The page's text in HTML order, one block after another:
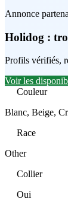
Annonce
Holidog :
Profils vérifiés,
Voir les
Couleur
Blanc, Beige,
Race
Other
Collier
Oui